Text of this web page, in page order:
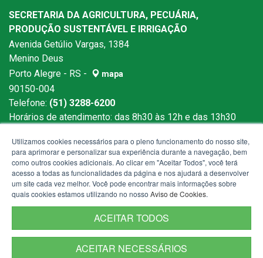
SECRETARIA DA AGRICULTURA, PECUÁRIA,
PRODUÇÃO SUSTENTÁVEL E IRRIGAÇÃO
Avenida Getúlio Vargas, 1384
Menino Deus
Porto Alegre - RS -
mapa
90150-004
Telefone: (51) 3288-6200
Horários de atendimento: das 8h30 às 12h e das 13h30
Utilizamos cookies necessários para o pleno funcionamento do nosso site,
para aprimorar e personalizar sua experiência durante a navegação, bem
como outros cookies adicionais. Ao clicar em "Aceitar Todos", você terá
acesso a todas as funcionalidades da página e nos ajudará a desenvolver
um site cada vez melhor. Você pode encontrar mais informações sobre
quais cookies estamos utilizando no nosso Aviso de Cookies.
ACEITAR TODOS
ACEITAR NECESSÁRIOS